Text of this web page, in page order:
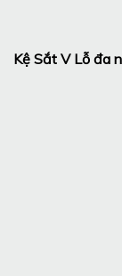
Kệ Sắt V Lỗ đa